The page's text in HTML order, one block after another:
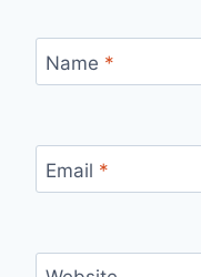
Name *
Email *